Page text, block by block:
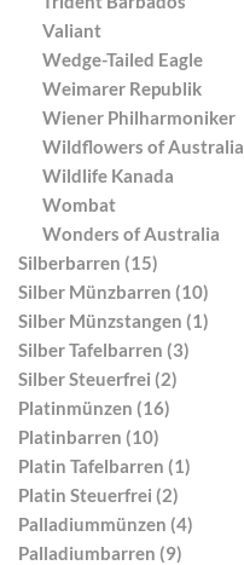
Valiant
Wedge-Tailed Eagle
Weimarer Republik
Wiener Philharmoniker
Wildflowers of Australia
Wildlife Kanada
Wombat
Wonders of Australia
Silberbarren (15)
Silber Münzbarren (10)
Silber Münzstangen (1)
Silber Tafelbarren (3)
Silber Steuerfrei (2)
Platinmünzen (16)
Platinbarren (10)
Platin Tafelbarren (1)
Platin Steuerfrei (2)
Palladiummünzen (4)
Palladiumbarren (9)